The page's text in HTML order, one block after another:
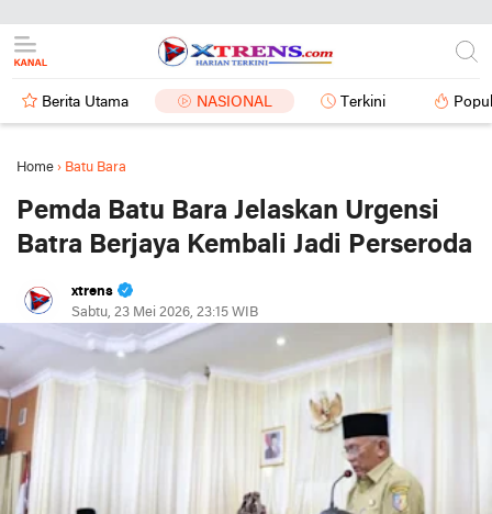
Berita Utama NASIONAL Terkini
Home › Batu Bara
Pemda Batu Bara Jelaskan Urgensi
Batra Berjaya Kembali Jadi Perseroda
xtrens
Sabtu, 23 Mei 2026, 23:15 WIB